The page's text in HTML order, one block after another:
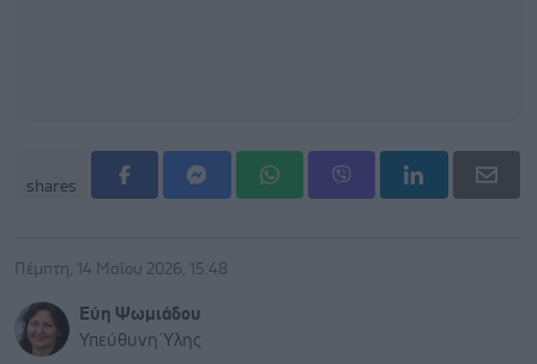
shares
Πέμπτη, 14 Μαΐου 2026, 15:48
Εύη Ψωμιάδου
Υπεύθυνη Ύλης